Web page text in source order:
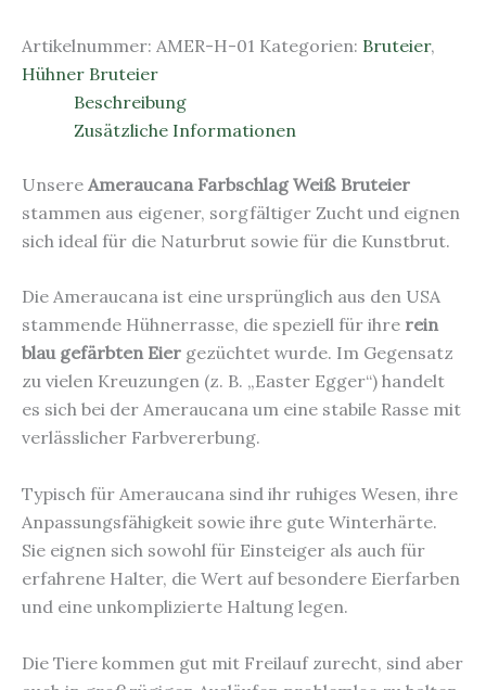
Artikelnummer: AMER-H-01 Kategorien: Bruteier,
Hühner Bruteier
Beschreibung
Zusätzliche Informationen
Unsere Ameraucana Farbschlag Weiß Bruteier
stammen aus eigener, sorgfältiger Zucht und eignen
sich ideal für die Naturbrut sowie für die Kunstbrut.
Die Ameraucana ist eine ursprünglich aus den USA
stammende Hühnerrasse, die speziell für ihre rein
blau gefärbten Eier gezüchtet wurde. Im Gegensatz
zu vielen Kreuzungen (z. B. „Easter Egger“) handelt
es sich bei der Ameraucana um eine stabile Rasse mit
verlässlicher Farbvererbung.
Typisch für Ameraucana sind ihr ruhiges Wesen, ihre
Anpassungsfähigkeit sowie ihre gute Winterhärte.
Sie eignen sich sowohl für Einsteiger als auch für
erfahrene Halter, die Wert auf besondere Eierfarben
und eine unkomplizierte Haltung legen.
Die Tiere kommen gut mit Freilauf zurecht, sind aber